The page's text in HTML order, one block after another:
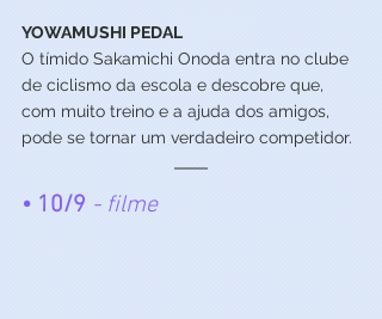
YOWAMUSHI PEDAL
O tímido Sakamichi Onoda entra no clube
de ciclismo da escola e descobre que,
com muito treino e a ajuda dos amigos,
pode se tornar um verdadeiro competidor.
• 10/9 - filme